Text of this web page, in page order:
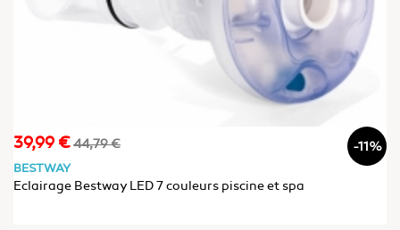
Prix
39,99 €Prix
44,79 € -11%
BESTWAY
Eclairage Bestway LED 7 couleurs piscine et spa